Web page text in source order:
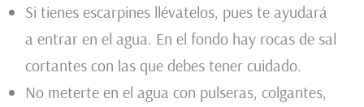
Si tienes escarpines llévatelos, pues te ayudará
a entrar en el agua. En el fondo hay rocas de sal
cortantes con las que debes tener cuidado.
No meterte en el agua con pulseras, colgantes,